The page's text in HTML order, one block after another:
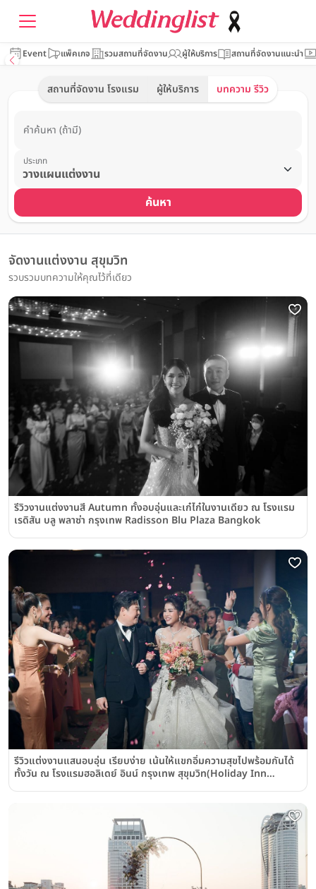
Event แพ็คเกจ รวมสถานที่จัดงาน ผู้ให้บริการ สถานที่จัดงานแนะนำ
สถานที่จัดงาน โรงแรม ผู้ให้บริการ บทความ รีวิว
คำค้นหา (ถ้ามี)
ประเภท
ค้นหา
จัดงานแต่งงาน สุขุมวิท
รวบรวมบทความให้คุณไว้ที่เดียว
รีวิวงานแต่งงานสี Autumn ทั้งอบอุ่นและเก๋ไก๋ในงานเดียว ณ โรงแรม
เรดิสัน บลู พลาซ่า กรุงเทพ Radisson Blu Plaza Bangkok
รีวิวแต่งงานแสนอบอุ่น เรียบง่าย เน้นให้แขกอิ่มความสุขไปพร้อมกันได้
ทั้งวัน ณ โรงแรมฮอลิเดย์ อินน์ กรุงเทพ สุขุมวิท(Holiday Inn